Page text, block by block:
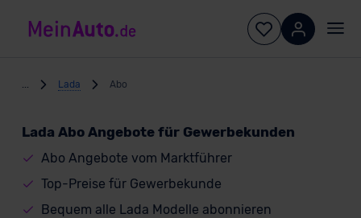
Lada Abo
Lada Abo Angebote für Gewerbekunden
Abo Angebote vom Marktführer
Top-Preise für Gewerbekunde
Bequem alle Lada Modelle abonnieren